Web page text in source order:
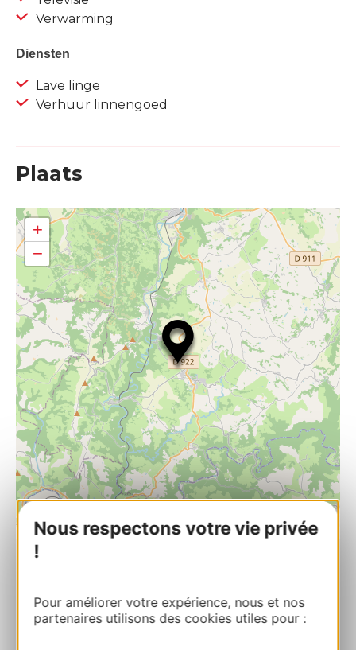
Nous respectons votre vie privée
!
Pour améliorer votre expérience, nous et nos
partenaires utilisons des cookies utiles pour :
Verwarming
Diensten
Lave linge
Verhuur linnengoed
Plaats
+
−
| Map data © OpenStreetMap contributors
FOUILLADE